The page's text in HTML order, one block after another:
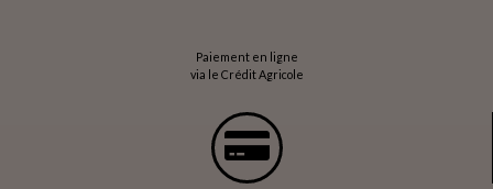
Paiement en ligne
via le Crédit Agricole